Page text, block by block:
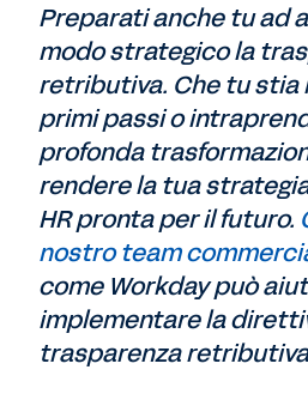
Preparati anche tu ad
modo strategico la
retributiva. Che tu stia
primi passi o
profonda
rendere la tua
HR pronta per il futuro.
nostro team
come Workday può
implementare la
trasparenza